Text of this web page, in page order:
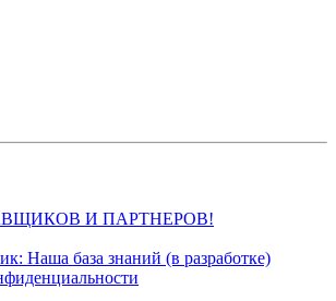
И ПАРТНЕРОВ!
Наша база знаний (в разработке)